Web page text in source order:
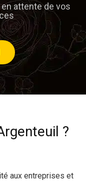
attente de vos
?
aux entreprises et